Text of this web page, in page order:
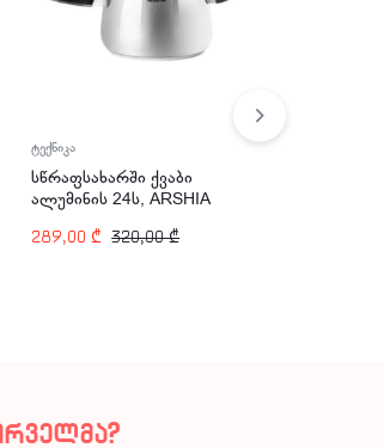
ტექნიკა
სწრაფსახარში ქვაბი
ალუმინის 24ს, ARSHIA
289,00₾ 320,00₾